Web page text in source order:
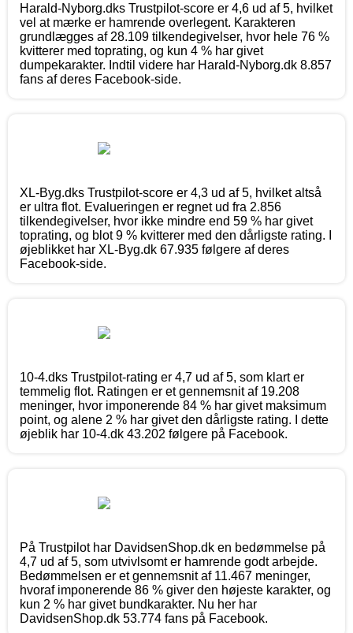
Harald-Nyborg.dks Trustpilot-score er 4,6 ud af 5, hvilket
vel at mærke er hamrende overlegent. Karakteren
grundlægges af 28.109 tilkendegivelser, hvor hele 76 %
kvitterer med toprating, og kun 4 % har givet
dumpekarakter. Indtil videre har Harald-Nyborg.dk 8.857
fans af deres Facebook-side.
XL-Byg.dks Trustpilot-score er 4,3 ud af 5, hvilket altså
er ultra flot. Evalueringen er regnet ud fra 2.856
tilkendegivelser, hvor ikke mindre end 59 % har givet
toprating, og blot 9 % kvitterer med den dårligste rating. I
øjeblikket har XL-Byg.dk 67.935 følgere af deres
Facebook-side.
10-4.dks Trustpilot-rating er 4,7 ud af 5, som klart er
temmelig flot. Ratingen er et gennemsnit af 19.208
meninger, hvor imponerende 84 % har givet maksimum
point, og alene 2 % har givet den dårligste rating. I dette
øjeblik har 10-4.dk 43.202 følgere på Facebook.
På Trustpilot har DavidsenShop.dk en bedømmelse på
4,7 ud af 5, som utvivlsomt er hamrende godt arbejde.
Bedømmelsen er et gennemsnit af 11.467 meninger,
hvoraf imponerende 86 % giver den højeste karakter, og
kun 2 % har givet bundkarakter. Nu her har
DavidsenShop.dk 53.774 fans på Facebook.